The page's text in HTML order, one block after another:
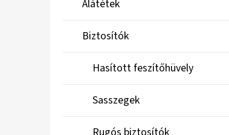
Alátétek
Biztosítók
Hasított feszítőhüvely
Sasszegek